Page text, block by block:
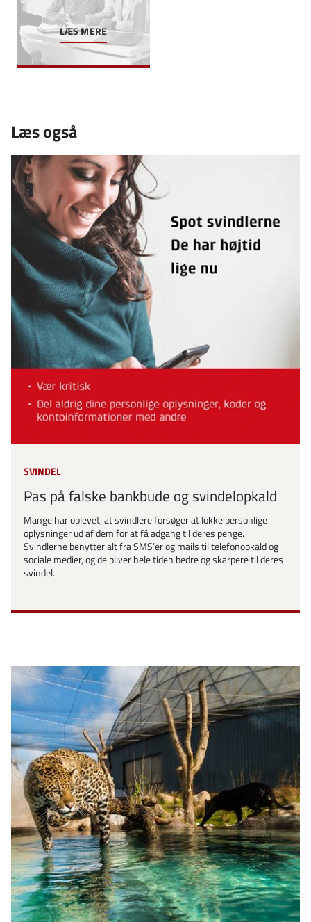
LÆS MERE
Læs også
SVINDEL
Pas på falske bankbude og svindelopkald
Mange har oplevet, at svindlere forsøger at lokke personlige
oplysninger ud af dem for at få adgang til deres penge.
Svindlerne benytter alt fra SMS’er og mails til telefonopkald og
sociale medier, og de bliver hele tiden bedre og skarpere til deres
svindel.